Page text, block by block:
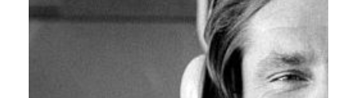
BOUTIQUE